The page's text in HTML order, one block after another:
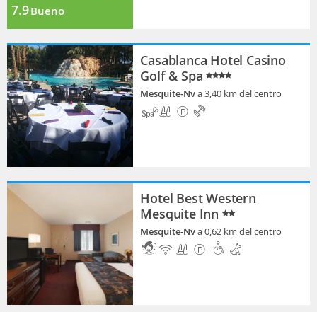
7.9Bueno
Casablanca Hotel Casino
Golf & Spa
Mesquite-Nva 3,40 km del centro
Hotel Best Western
Mesquite Inn
Mesquite-Nva 0,62 km del centro